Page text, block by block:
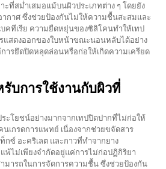
ะที่สม่ำเสมอแม้บนผิวประเภทต่าง ๆ โดยยัง
กาศ ซึ่งช่วยป้องกันไม่ให้ความชื้นสะสมและ
บคทีเรีย ความยืดหยุ่นของซิลิโคนทำให้เทป
แสดงออกของใบหน้าขณะนอนหลับได้อย่าง
ารยึดปิดหลุดล่อนหรือก่อให้เกิดความเครียด
บการใช้งานกับผิวที่
ะโยชน์อย่างมากจากเทปปิดปากที่ไม่ก่อให้
เกรดการแพทย์ เนื่องจากช่วยขจัดสาร
กซ์ อะคริเลต และกาวที่ทำจากยาง
ไม่เพียงจำกัดอยู่แค่การไม่ก่อปฏิกิริยา
มารถในการจัดการความชื้น ซึ่งช่วยป้องกัน